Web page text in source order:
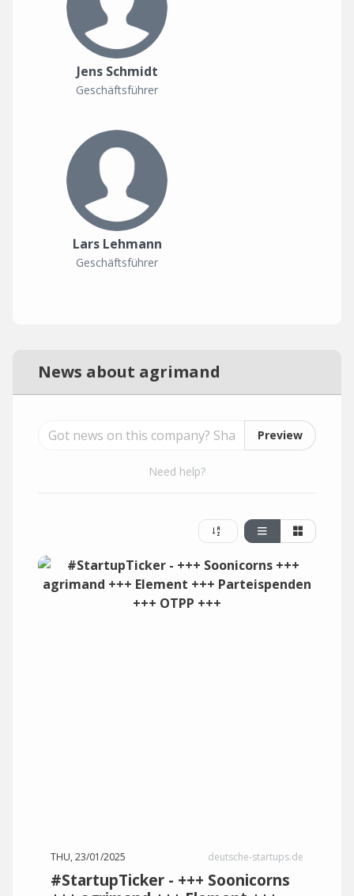
Jens Schmidt
Geschäftsführer
Lars Lehmann
Geschäftsführer
News about agrimand
Preview
Need help?
THU, 23/01/2025 deutsche-startups.de
#StartupTicker - +++ Soonicorns